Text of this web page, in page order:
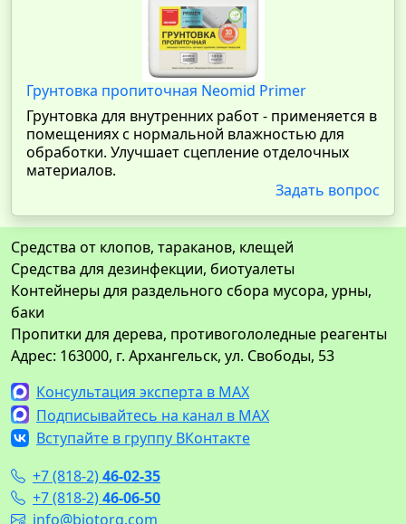
Грунтовка пропиточная Neomid Primer
Грунтовка для внутренних работ - применяется в
помещениях с нормальной влажностью для
обработки. Улучшает сцепление отделочных
материалов.
Задать вопрос
Средства от клопов, тараканов, клещей
Средства для дезинфекции, биотуалеты
Контейнеры для раздельного сбора мусора, урны,
баки
Пропитки для дерева, противогололедные реагенты
Адрес: 163000, г. Архангельск, ул. Свободы, 53
Консультация эксперта в MAX
Подписывайтесь на канал в MAX
Вступайте в группу ВКонтакте
+7 (818-2)46-02-35
+7 (818-2)46-06-50
info@biotorg.com